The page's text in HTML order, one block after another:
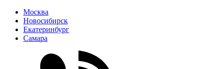
Москва
Новосибирск
Екатеринбург
Самара